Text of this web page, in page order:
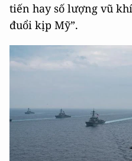
tiến hay số lượng vũ
đuổi kịp Mỹ”.